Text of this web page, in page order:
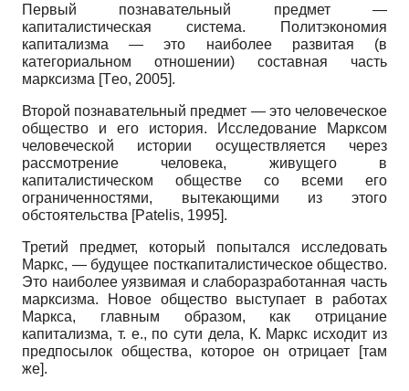
Первый познавательный предмет —
капиталистическая система. Политэкономия
капитализма — это наиболее развитая (в
категориальном отношении) составная часть
марксизма [Тeo, 2005].
Второй познавательный предмет — это человеческое
общество и его история. Исследование Марксом
человеческой истории осуществляется через
рассмотрение человека, живущего в
капиталистическом обществе со всеми его
ограниченностями, вытекающими из этого
обстоятельства [Patelis, 1995].
Третий предмет, который попытался исследовать
Маркс, — будущее посткапиталистическое общество.
Это наиболее уязвимая и слаборазработанная часть
марксизма. Новое общество выступает в работах
Маркса, главным образом, как отрицание
капитализма, т. е., по сути дела, К. Маркс исходит из
предпосылок общества, которое он отрицает [там
же].